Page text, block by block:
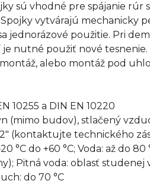
sú vhodné pre spájanie rúr s
vytvárajú mechanicky
jednorázové použitie. Pri
nutné použiť nové tesnenie.
alebo montáž pod
10255 a DIN EN 10220
(mimo budov), stlačený
(kontaktujte technického
°C do +60 °C; Voda: až do 80
Pitná voda: oblasť studenej
do 70 °C